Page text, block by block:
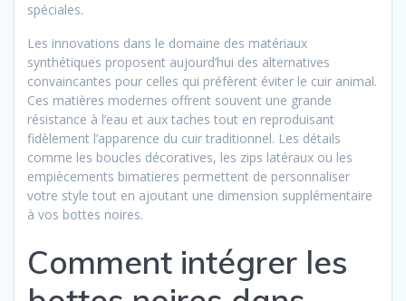
spéciales.
Les innovations dans le domaine des matériaux
synthétiques proposent aujourd’hui des alternatives
convaincantes pour celles qui préfèrent éviter le cuir animal.
Ces matières modernes offrent souvent une grande
résistance à l’eau et aux taches tout en reproduisant
fidèlement l’apparence du cuir traditionnel. Les détails
comme les boucles décoratives, les zips latéraux ou les
empiècements bimatieres permettent de personnaliser
votre style tout en ajoutant une dimension supplémentaire
à vos bottes noires.
Comment intégrer les